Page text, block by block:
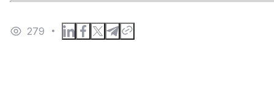
279